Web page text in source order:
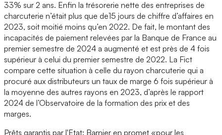
33% sur 2 ans. Enfin la trésorerie nette des entreprises de
charcuterie n’était plus que de15 jours de chiffre d’affaires en
2023, soit moitié moins qu’en 2022. De fait, le montant des
incapacités de paiement relevées par la Banque de France au
premier semestre de 2024 a augmenté et est près de 4 fois
supérieur à celui du premier semestre de 2022. La Fict
compare cette situation à celle du rayon charcuterie qui a
procuré aux distributeurs un taux de marge 6 fois supérieur à
la moyenne des autres rayons en 2023, d’après le rapport
2024 de l’Observatoire de la formation des prix et des
marges.
Prêts garantis par l'Etat: Barnier en promet «pour les